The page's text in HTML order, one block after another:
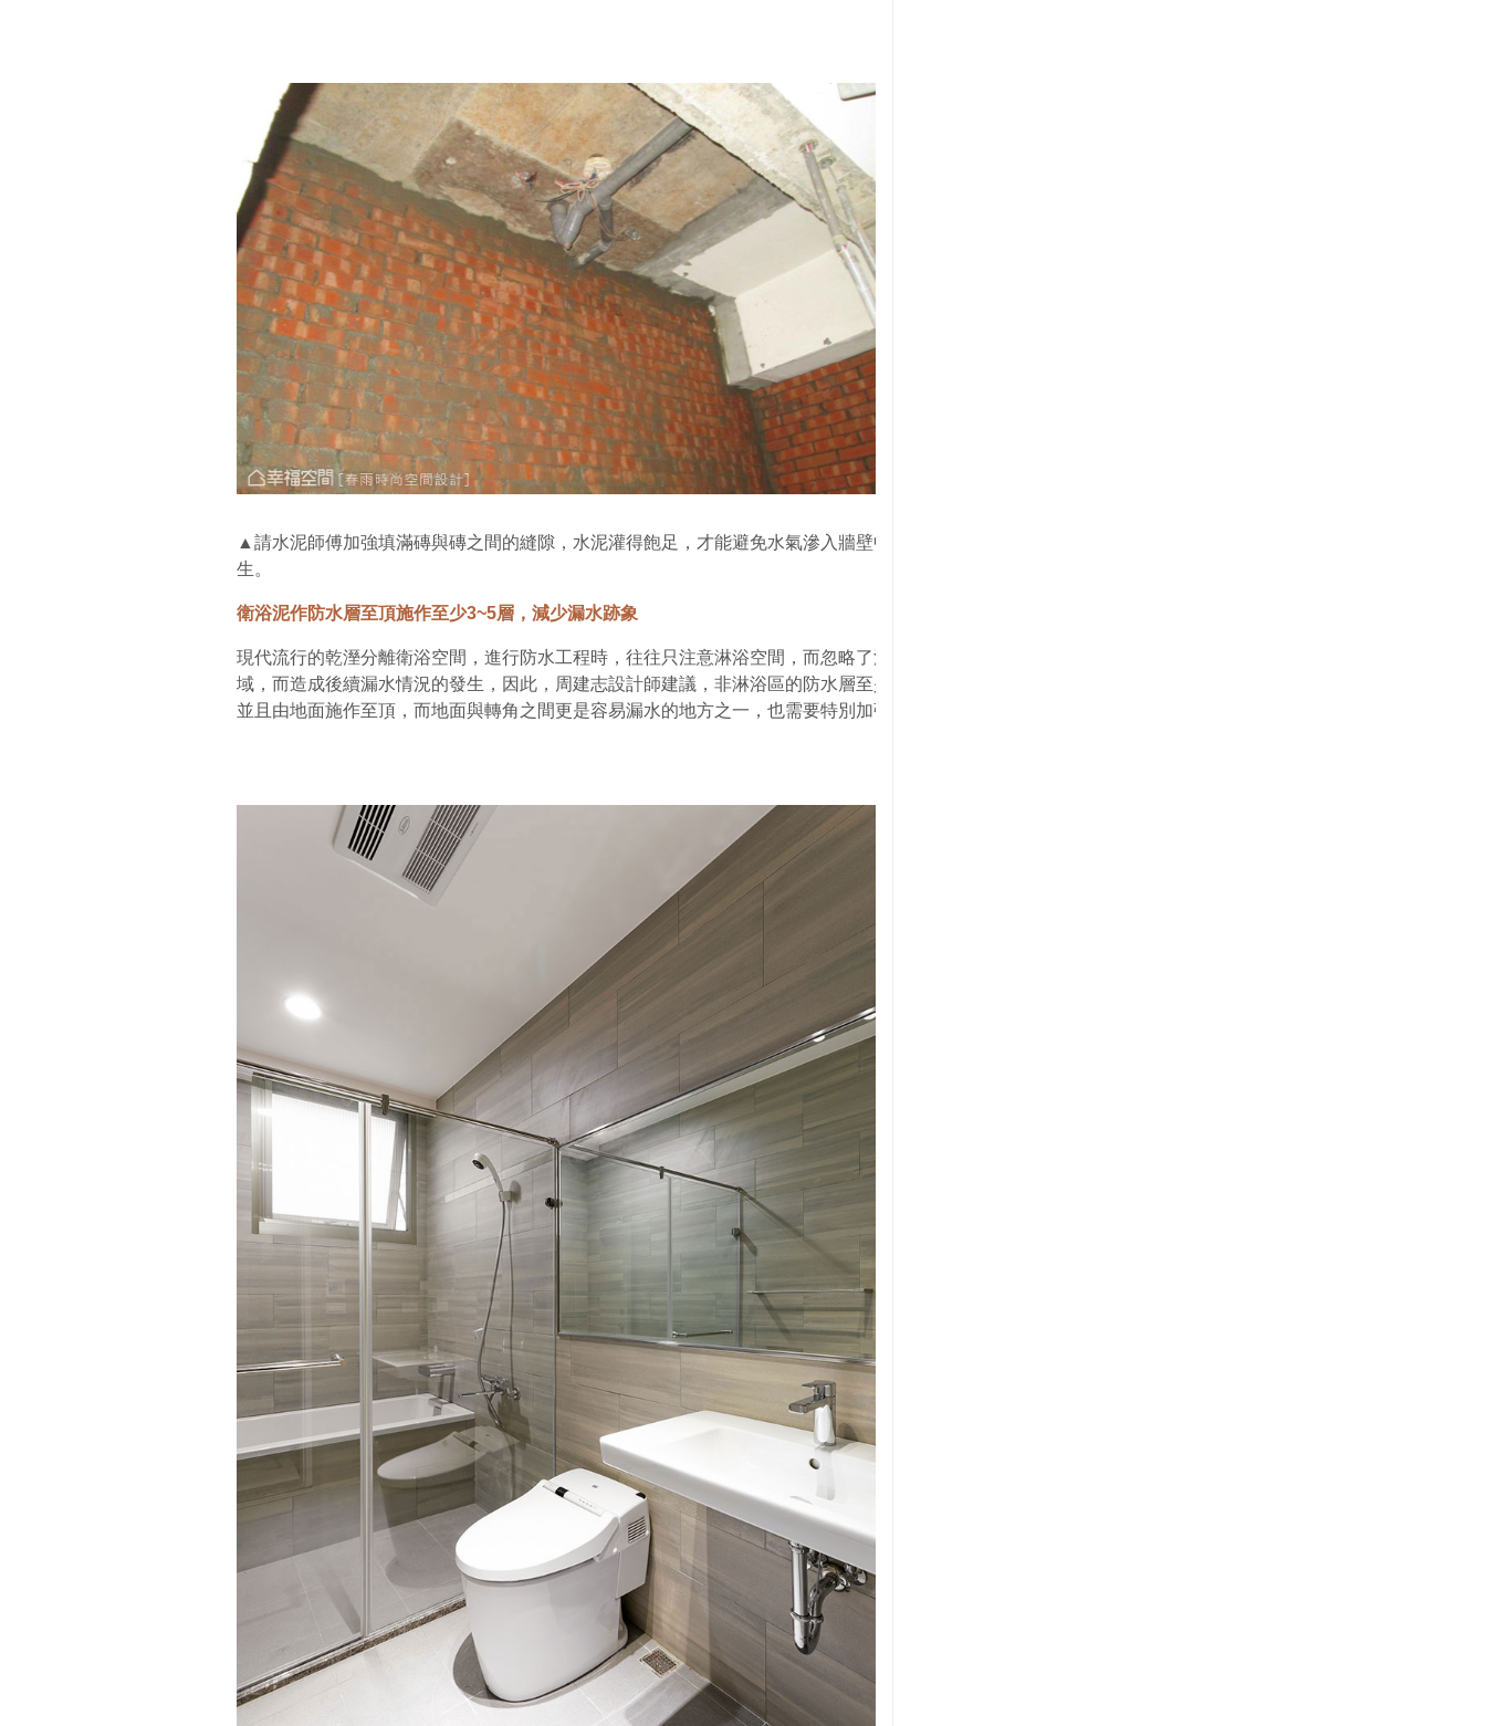
▲請水泥師傅加強填滿磚與磚之間的縫隙，水泥灌得飽足，才能避免水氣滲入牆壁中，減少壁癌的產
生。
衛浴泥作防水層至頂施作至少3~5層，減少漏水跡象
現代流行的乾溼分離衛浴空間，進行防水工程時，往往只注意淋浴空間，而忽略了洗手檯區及馬桶區
域，而造成後續漏水情況的發生，因此，周建志設計師建議，非淋浴區的防水層至少需要三層以上，
並且由地面施作至頂，而地面與轉角之間更是容易漏水的地方之一，也需要特別加強注意！